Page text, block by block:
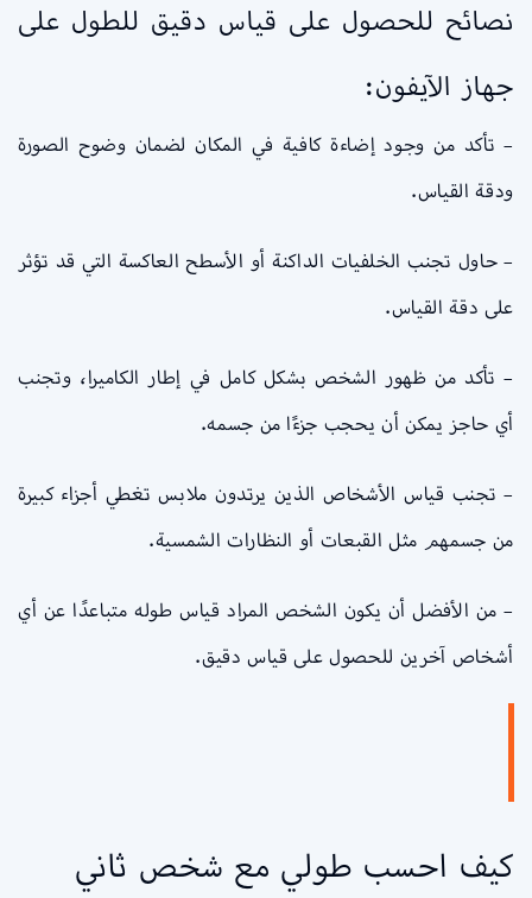
نصائح للحصول على قياس دقيق للطول على
جهاز الآيفون:
– تأكد من وجود إضاءة كافية في المكان لضمان وضوح الصورة
ودقة القياس.
– حاول تجنب الخلفيات الداكنة أو الأسطح العاكسة التي قد تؤثر
على دقة القياس.
– تأكد من ظهور الشخص بشكل كامل في إطار الكاميرا، وتجنب
أي حاجز يمكن أن يحجب جزءًا من جسمه.
– تجنب قياس الأشخاص الذين يرتدون ملابس تغطي أجزاء كبيرة
من جسمهم مثل القبعات أو النظارات الشمسية.
– من الأفضل أن يكون الشخص المراد قياس طوله متباعدًا عن أي
أشخاص آخرين للحصول على قياس دقيق.
كيف احسب طولي مع شخص ثاني